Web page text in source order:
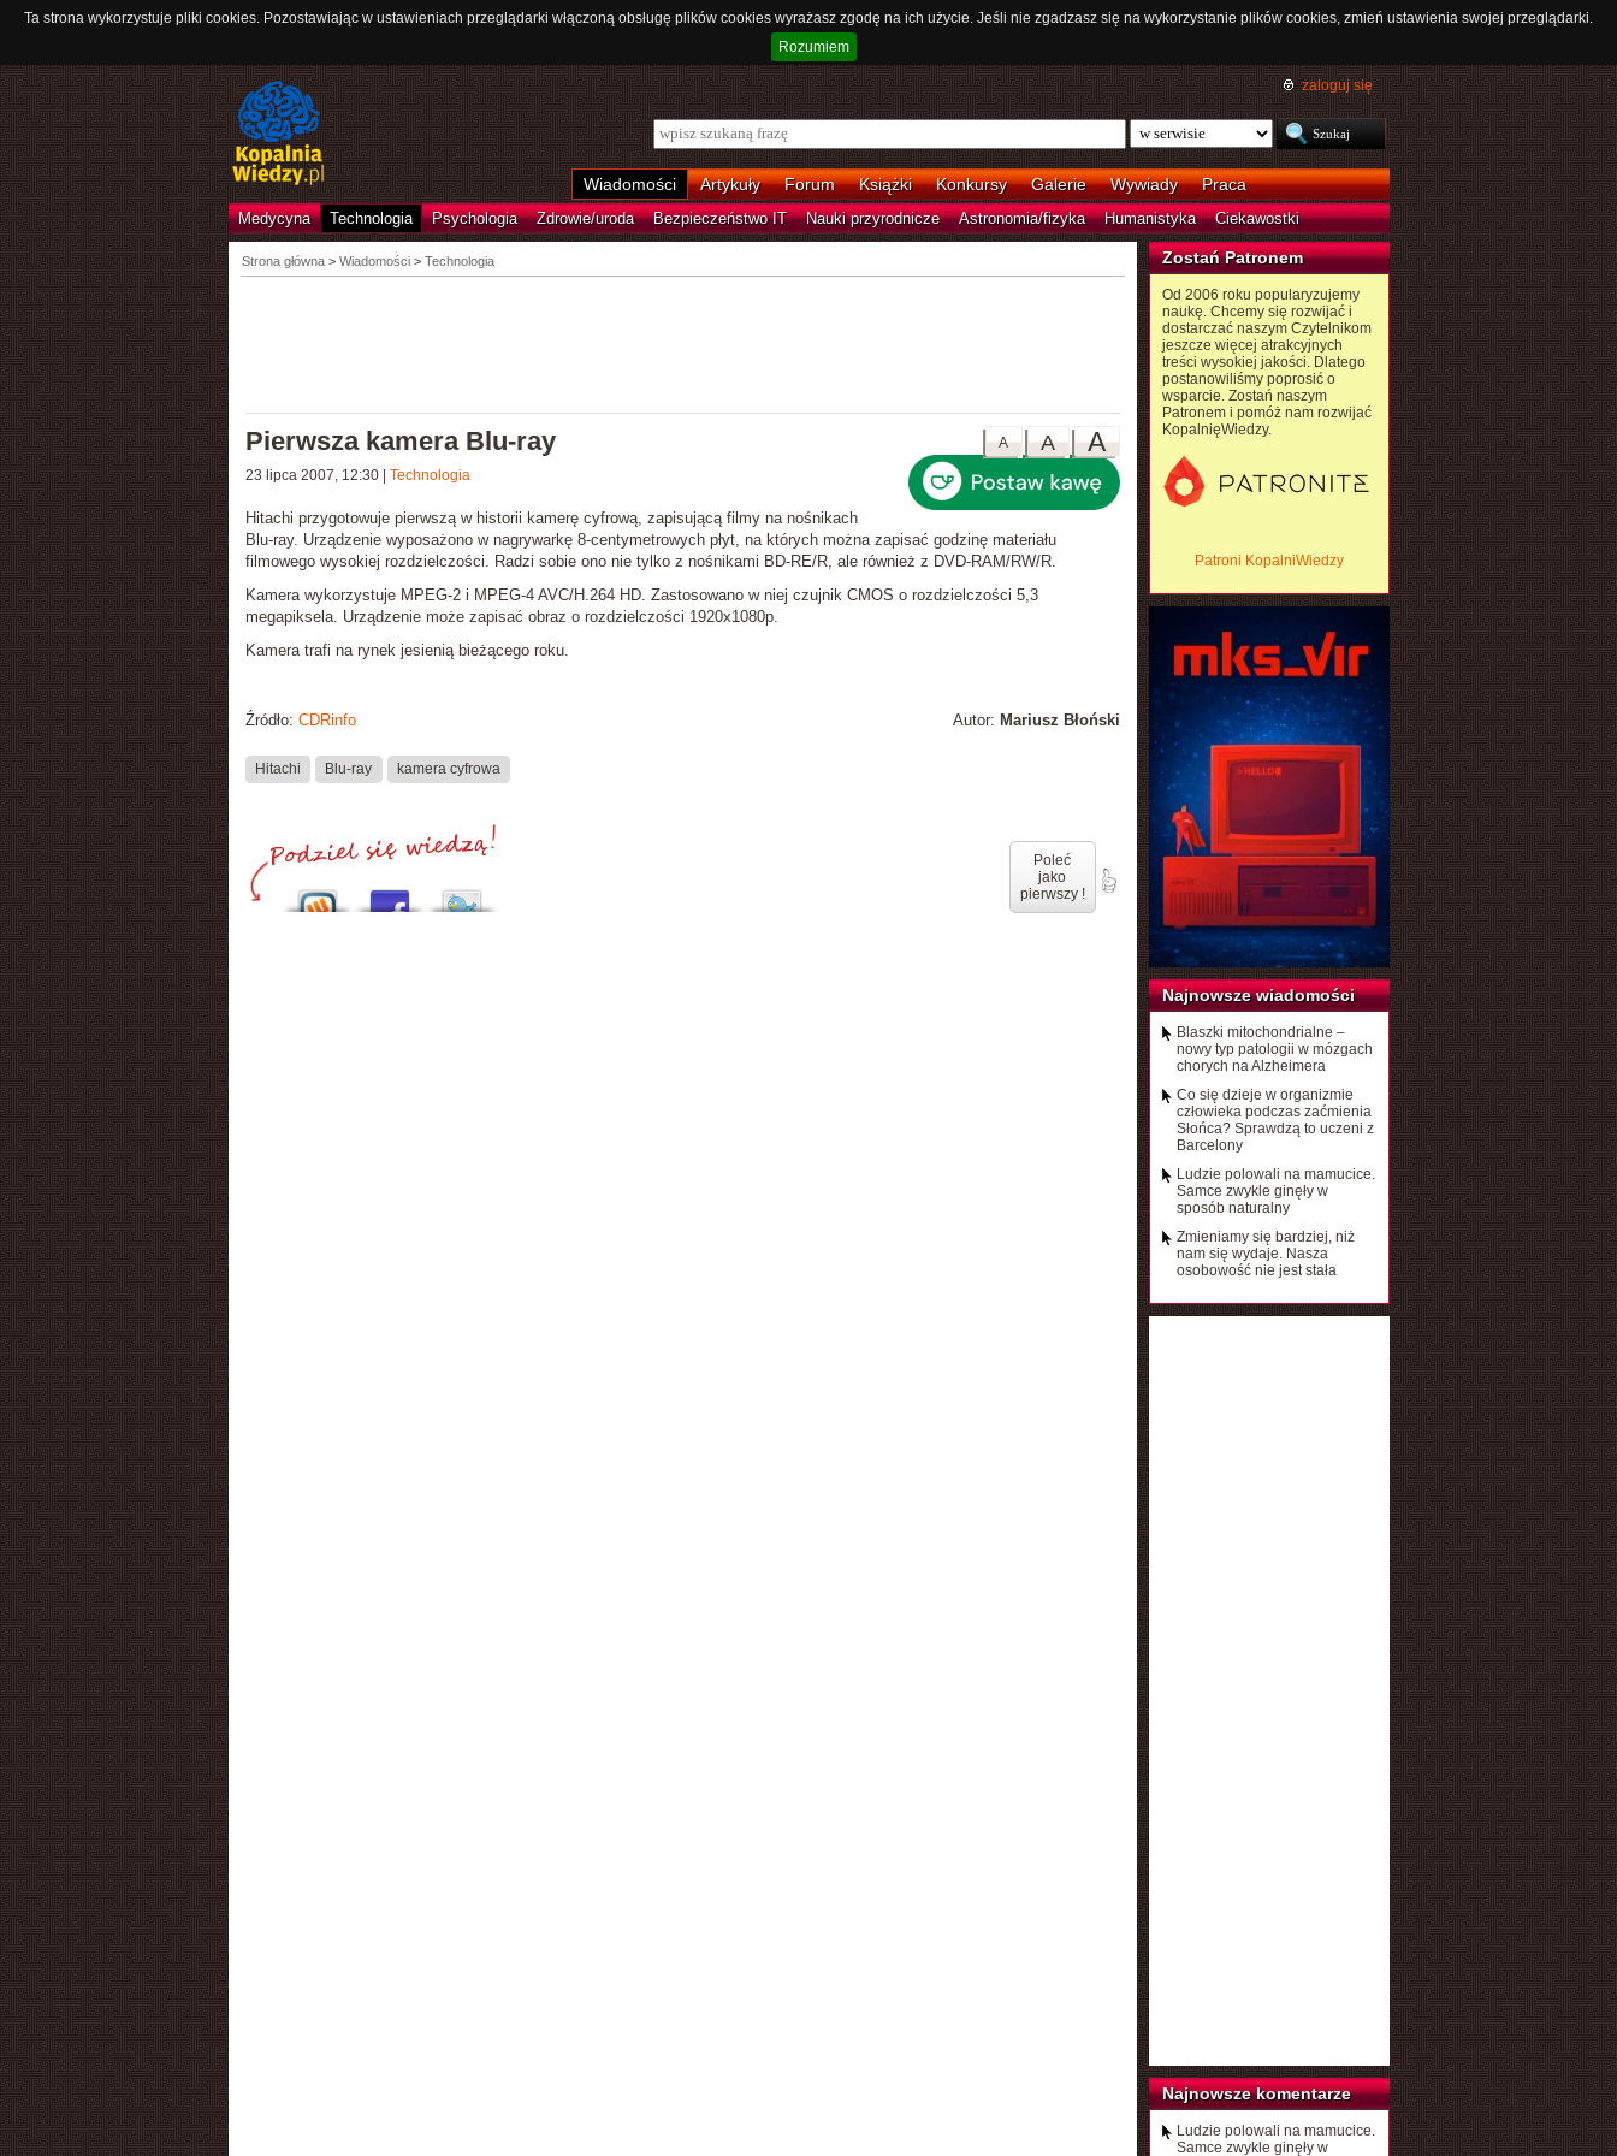
Ta strona wykorzystuje pliki cookies. Pozostawiając w ustawieniach przeglądarki włączoną obsługę plików cookies wyrażasz zgodę na ich użycie. Jeśli nie zgadzasz się na wykorzystanie plików cookies, zmień ustawienia swojej przeglądarki.
Rozumiem
zaloguj się
Wiadomości Artykuły Forum Książki Konkursy Galerie Wywiady Praca
Medycyna Technologia Psychologia Zdrowie/uroda Bezpieczeństwo IT Nauki przyrodnicze Astronomia/fizyka Humanistyka Ciekawostki
Strona główna> Wiadomości > Technologia
A
A
A
Pierwsza kamera Blu-ray
23 lipca 2007, 12:30| Technologia
Hitachi przygotowuje pierwszą w historii kamerę cyfrową, zapisującą filmy na nośnikach
Blu-ray. Urządzenie wyposażono w nagrywarkę 8-centymetrowych płyt, na których można zapisać godzinę materiału
filmowego wysokiej rozdzielczości. Radzi sobie ono nie tylko z nośnikami BD-RE/R, ale również z DVD-RAM/RW/R.
Kamera wykorzystuje MPEG-2 i MPEG-4 AVC/H.264 HD. Zastosowano w niej czujnik CMOS o rozdzielczości 5,3
megapiksela. Urządzenie może zapisać obraz o rozdzielczości 1920x1080p.
Kamera trafi na rynek jesienią bieżącego roku.
Autor: Mariusz Błoński
Źródło: CDRinfo
Hitachi Blu-ray kamera cyfrowa
Poleć
jako
pierwszy !
Zostań Patronem
Od 2006 roku popularyzujemy
naukę. Chcemy się rozwijać i
dostarczać naszym Czytelnikom
jeszcze więcej atrakcyjnych
treści wysokiej jakości. Dlatego
postanowiliśmy poprosić o
wsparcie. Zostań naszym
Patronem i pomóż nam rozwijać
KopalnięWiedzy.
Patroni KopalniWiedzy
Najnowsze wiadomości
Blaszki mitochondrialne –
nowy typ patologii w mózgach
chorych na Alzheimera
Co się dzieje w organizmie
człowieka podczas zaćmienia
Słońca? Sprawdzą to uczeni z
Barcelony
Ludzie polowali na mamucice.
Samce zwykle ginęły w
sposób naturalny
Zmieniamy się bardziej, niż
nam się wydaje. Nasza
osobowość nie jest stała
Najnowsze komentarze
Ludzie polowali na mamucice.
Samce zwykle ginęły w